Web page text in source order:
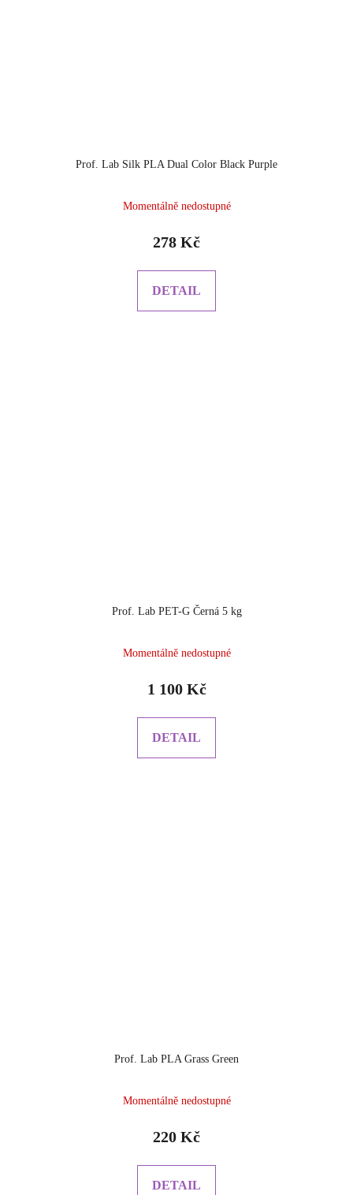
Prof. Lab Silk PLA Dual Color Black Purple
Momentálně nedostupné
278 Kč
DETAIL
Prof. Lab PET-G Černá 5 kg
Momentálně nedostupné
1 100 Kč
DETAIL
Prof. Lab PLA Grass Green
Momentálně nedostupné
220 Kč
DETAIL